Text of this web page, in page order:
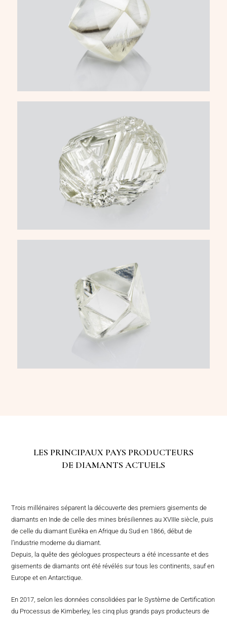
LES PRINCIPAUX PAYS PRODUCTEURS
DE DIAMANTS ACTUELS
Trois millénaires séparent la découverte des premiers gisements de
diamants en Inde de celle des mines brésiliennes au XVIIIe siècle, puis
de celle du diamant Eurêka en Afrique du Sud en 1866, début de
l’industrie moderne du diamant.
Depuis, la quête des géologues prospecteurs a été incessante et des
gisements de diamants ont été révélés sur tous les continents, sauf en
Europe et en Antarctique.
En 2017, selon les données consolidées par le Système de Certification
du Processus de Kimberley, les cinq plus grands pays producteurs de